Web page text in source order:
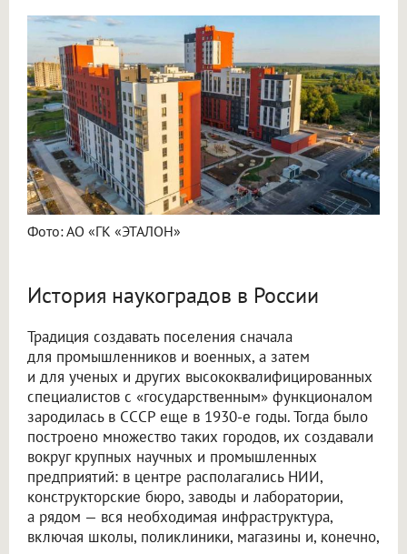
Фото: АО «ГК «ЭТАЛОН»
История наукоградов в России
Традиция создавать поселения сначала
для промышленников и военных, а затем
и для ученых и других высококвалифицированных
специалистов с «государственным» функционалом
зародилась в СССР еще в 1930-е годы. Тогда было
построено множество таких городов, их создавали
вокруг крупных научных и промышленных
предприятий: в центре располагались НИИ,
конструкторские бюро, заводы и лаборатории,
а рядом — вся необходимая инфраструктура,
включая школы, поликлиники, магазины и, конечно,